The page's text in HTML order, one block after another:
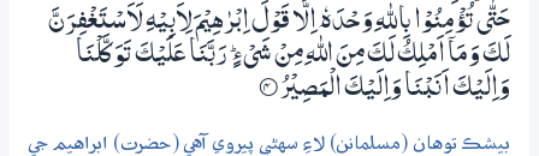
حَتّٰى تُؤْمِنُوْا بِاللّٰهِ وَحْدَهٗ ٓ اِلَّا قَوْلَ اِبْرٰهِيْمَ لِاَبِيْهِ لَاَسْتَغْفِرَنَّ
لَكَ وَمَآ اَمْلِكُ لَكَ مِنَ اللّٰهِ مِنْ شَيْءٍ ۭ رَبَّنَا عَلَيْكَ تَوَكَّلْنَا
وَاِلَيْكَ اَنَبْنَا وَاِلَيْكَ الْمَصِيْرُ
4‏۝
بيشڪ توهان (مسلمانن) لاءِ سهڻي پيروي آهي (حضرت) ابراهيم جي